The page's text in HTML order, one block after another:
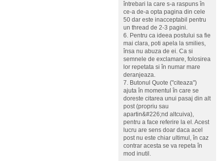
întrebari la care s-a raspuns în
ce-a de-a opta pagina din cele
50 dar este inacceptabil pentru
un thread de 2-3 pagini.
6. Pentru ca ideea postului sa fie
mai clara, poti apela la smilies,
însa nu abuza de ei. Ca si
semnele de exclamare, folosirea
lor repetata si în numar mare
deranjeaza.
7. Butonul Quote ("citeaza")
ajuta în momentul în care se
doreste citarea unui pasaj din alt
post (propriu sau
apartin&#226;nd altcuiva),
pentru a face referire la el. Acest
lucru are sens doar daca acel
post nu este chiar ultimul, în caz
contrar acesta se va repeta în
mod inutil.